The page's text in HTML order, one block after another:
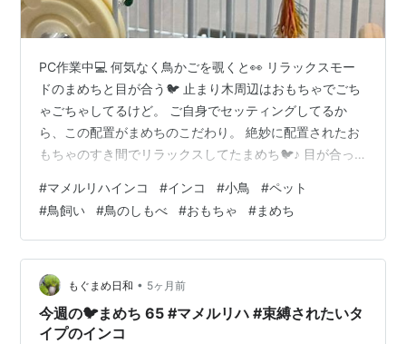
PC作業中💻 何気なく鳥かごを覗くと👀 リラックスモー
ドのまめちと目が合う🐦 止まり木周辺はおもちゃでごち
ゃごちゃしてるけど。 ご自身でセッティングしてるか
ら、この配置がまめちのこだわり。 絶妙に配置されたお
もちゃのすき間でリラックスしてたまめち🐦♪ 目が合っ
かったんかな。 それにしても凄い場所におるな。 おもち
ゃが良い具合にあたってフィットしてるのが良いんか
な。 ニギコロとかは絶対にさせてくれんけど… 自分から
おもちゃに包まれるのは好きな模様。 口ばしの硬さは、
もう熟知してるから… もうちょっと触らしてくれてもえ
えんやんで…(´・ω・｀) ラ…
#マメルリハインコ #インコ #小鳥 #ペット
#鳥飼い #鳥のしもべ #おもちゃ #まめち
もぐまめ日和 • 5ヶ月前
今週の🐦まめち 65 #マメルリハ #束縛されたいタ
イプのインコ